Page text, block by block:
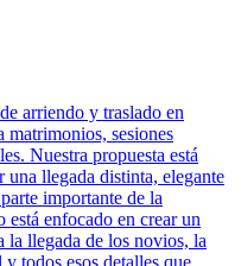
arriendo y traslado en
sesiones
Nuestra propuesta está
una llegada distinta, elegante
importante de la
enfocado en crear un
la llegada de los novios, la